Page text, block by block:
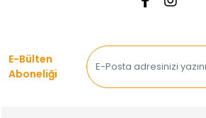
E-Bülten
Aboneliği